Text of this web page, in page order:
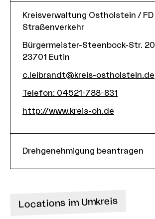
Kreisverwaltung Ostholstein / FD
Straßenverkehr
Bürgermeister-Steenbock-Str. 20
23701 Eutin
c.leibrandt@kreis-ostholstein.de
Telefon: 04521-788-831
http://www.kreis-oh.de
Drehgenehmigung beantragen
Locations im Umkreis